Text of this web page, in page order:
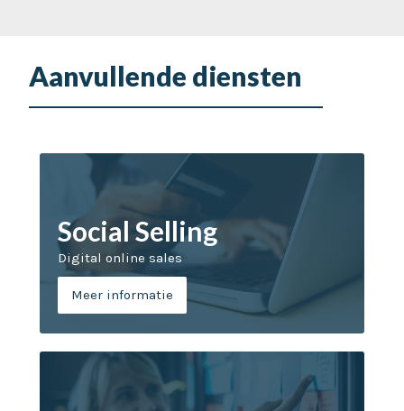
Aanvullende diensten
Social Selling
Digital online sales
Meer informatie